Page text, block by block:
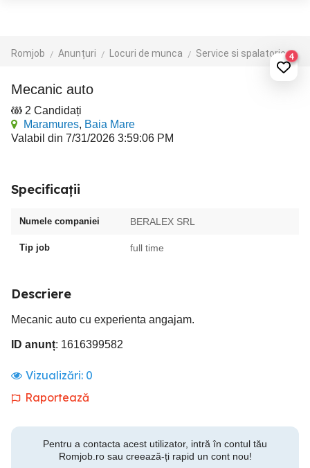
Romjob Anunțuri Locuri de munca Service si spalatorie auto4
Mecanic auto
2 Candidați
Maramures, Baia Mare
Valabil din 7/31/2026 3:59:06 PM
Specificații
Numele companiei BERALEX SRL
Tip job full time
Descriere
Mecanic auto cu experienta angajam.
ID anunț: 1616399582
Vizualizări: 0
Raportează
Pentru a contacta acest utilizator, intră în contul tău
Romjob.ro sau creează-ți rapid un cont nou!